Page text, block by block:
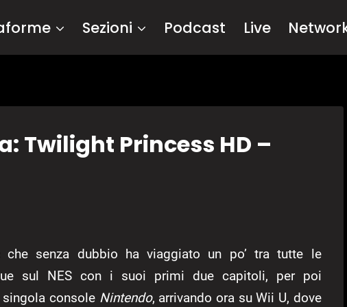
Sezioni Podcast Live
Twilight Princess HD –
senza dubbio ha viaggiato un po’ tra tutte le
sul NES con i suoi primi due capitoli, per poi
console Nintendo, arrivando ora su Wii U, dove